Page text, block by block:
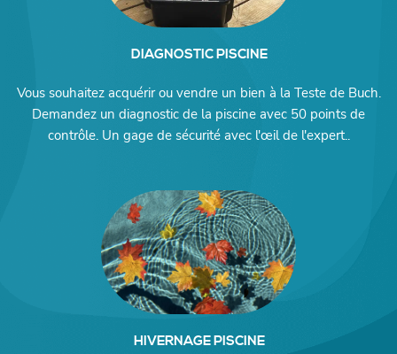
DIAGNOSTIC PISCINE
Vous souhaitez acquérir ou vendre un bien à la Teste de Buch.
Demandez un diagnostic de la piscine avec 50 points de
contrôle. Un gage de sécurité avec l'œil de l'expert..
HIVERNAGE PISCINE